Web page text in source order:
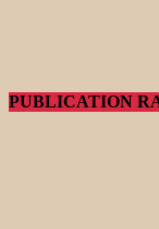
PUBLICATION